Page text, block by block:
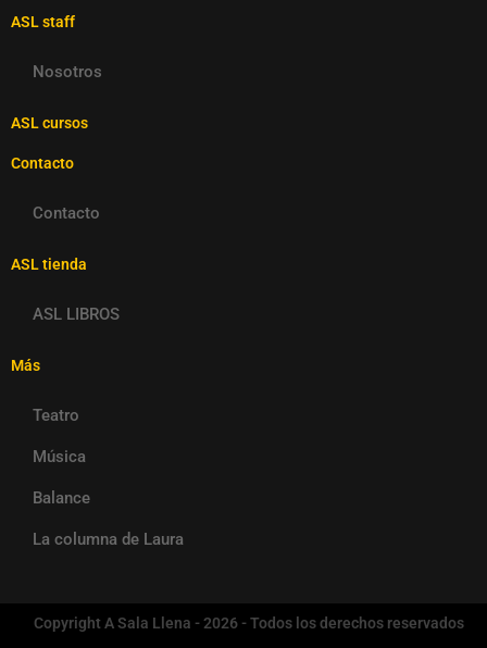
ASL staff
Nosotros
ASL cursos
Contacto
Contacto
ASL tienda
ASL LIBROS
Más
Teatro
Música
Balance
La columna de Laura
Copyright A Sala Llena - 2026 - Todos los derechos reservados